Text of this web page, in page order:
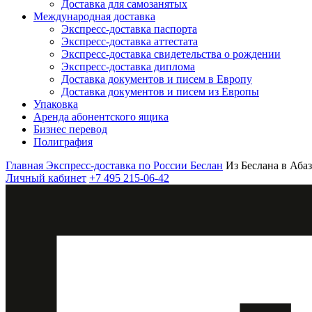
Доставка для самозанятых
Международная доставка
Экспресс-доставка паспорта
Экспресс-доставка аттестата
Экспресс-доставка свидетельства о рождении
Экспресс-доставка диплома
Доставка документов и писем в Европу
Доставка документов и писем из Европы
Упаковка
Аренда абонентского ящика
Бизнес перевод
Полиграфия
Главная Экспресс-доставка по России Беслан Из Беслана в
Личный кабинет +7 495 215-06-42